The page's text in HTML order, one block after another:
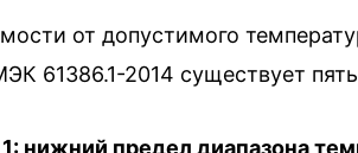
от допустимого
61386.1-2014 существует
нижний предел диапазона